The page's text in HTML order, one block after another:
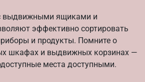
выдвижными ящиками и
эффективно сортировать
и продукты. Помните о
шкафах и выдвижных корзинах —
места доступными.